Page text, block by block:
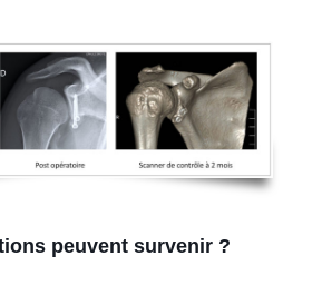
peuvent survenir ?